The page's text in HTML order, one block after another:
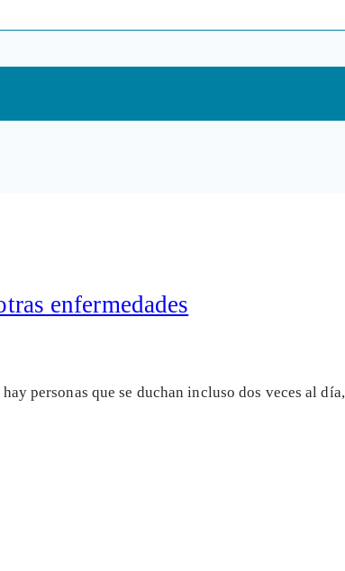
enfermedades
personas que se duchan incluso dos veces al